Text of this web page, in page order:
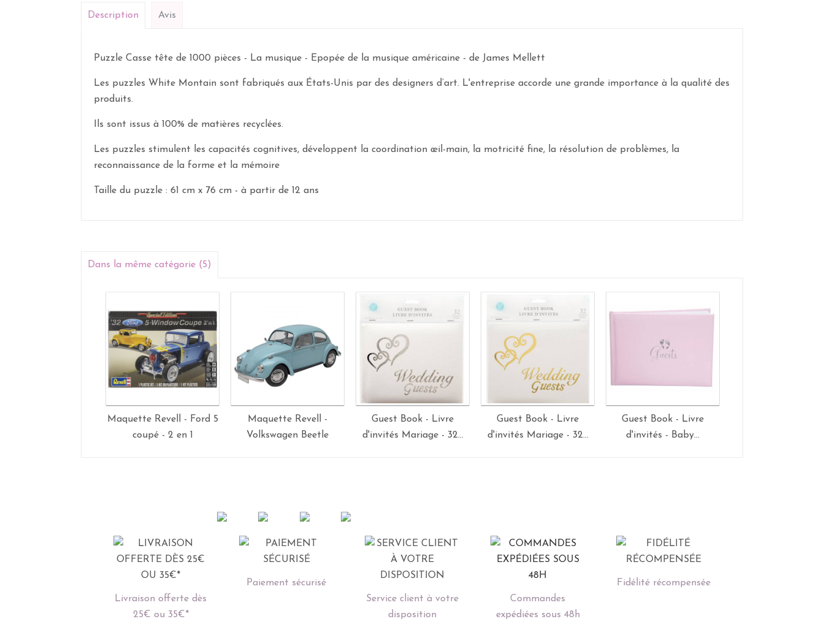
Description Avis
Puzzle Casse tête de 1000 pièces - La musique - Epopée de la musique américaine - de James Mellett
Les puzzles White Montain sont fabriqués aux États-Unis par des designers d’art. L'entreprise accorde une grande importance à la qualité des
produits.
Ils sont issus à 100% de matières recyclées.
Les puzzles stimulent les capacités cognitives, développent la coordination œil-main, la motricité fine, la résolution de problèmes, la
reconnaissance de la forme et la mémoire
Taille du puzzle : 61 cm x 76 cm - à partir de 12 ans
Dans la même catégorie (5)
Maquette Revell - Ford 5
coupé - 2 en 1
Maquette Revell -
Volkswagen Beetle
Guest Book - Livre
d'invités Mariage - 32...
Guest Book - Livre
d'invités Mariage - 32...
Guest Book - Livre
d'invités - Baby...
Livraison offerte dès
25€ ou 35€*
Paiement sécurisé
Service client à votre
disposition
Commandes
expédiées sous 48h
Fidélité récompensée